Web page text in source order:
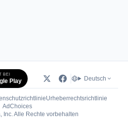
BEI
Play Deutsch
Urheberrechtsrichtlinie
AdChoices(öffnet in neuem Tab)
Inc. Alle Rechte vorbehalten